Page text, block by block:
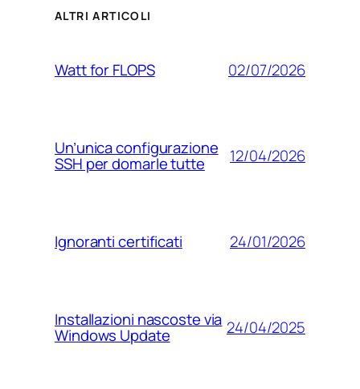
ALTRI ARTICOLI
Watt for FLOPS 02/07/2026
Un’unica configurazione
SSH per domarle tutte 12/04/2026
Ignoranti certificati 24/01/2026
Installazioni nascoste via
Windows Update 24/04/2025